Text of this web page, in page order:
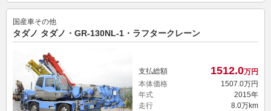
国産車その他
タダノ タダノ・GR-130NL-1・ラフタークレーン
支払総額 1512.0万円
本体価格
1507. 0万円
年式
2015年
走行
8.0万km